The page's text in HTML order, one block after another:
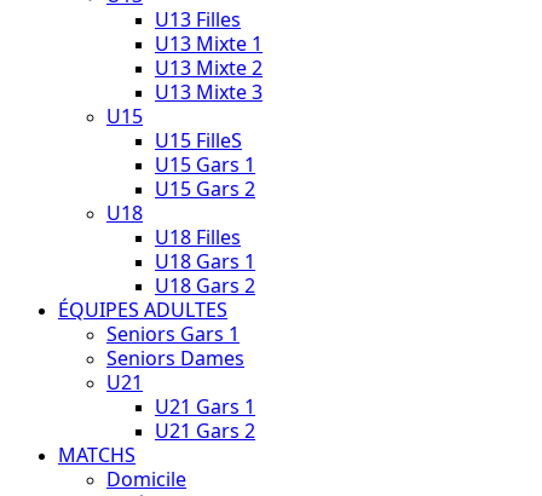
U13 Filles
U13 Mixte 1
U13 Mixte 2
U13 Mixte 3
U15
U15 FilleS
U15 Gars 1
U15 Gars 2
U18
U18 Filles
U18 Gars 1
U18 Gars 2
ÉQUIPES ADULTES
Seniors Gars 1
Seniors Dames
U21
U21 Gars 1
U21 Gars 2
MATCHS
Domicile